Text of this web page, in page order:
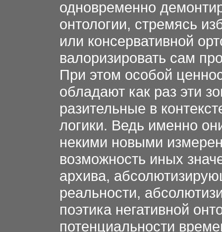
одновременно
онтологии, стремясь
или консервативной
валоризировать сам
При этом особой
обладают как раз эти
разительные в
логики. Ведь именно
некими новыми
возможность иных
архива,
реальности,
поэтика негативной
потенциальности